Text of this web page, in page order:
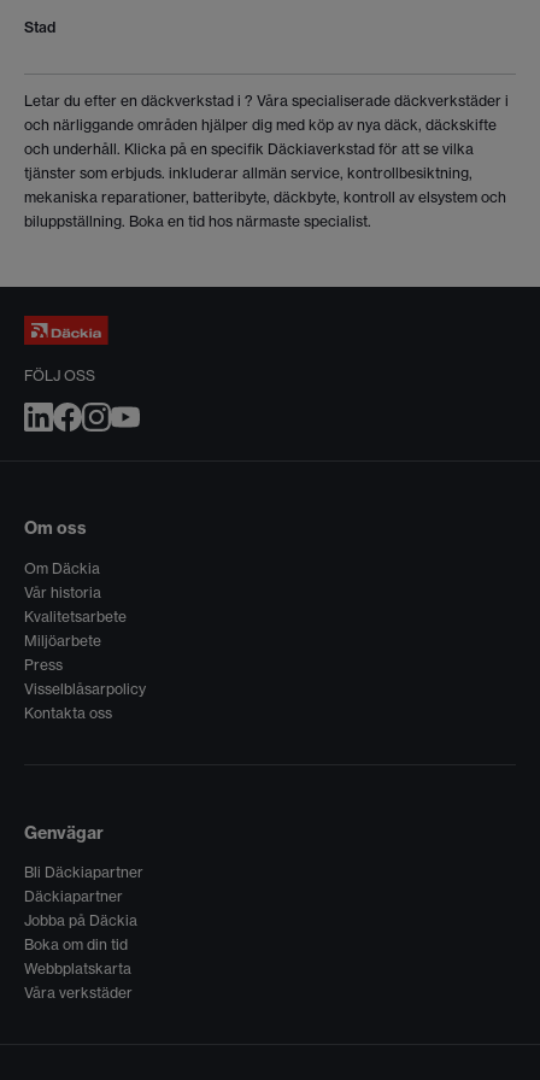
Stad
Letar du efter en däckverkstad i ? Våra specialiserade däckverkstäder i
och närliggande områden hjälper dig med köp av nya däck, däckskifte
och underhåll. Klicka på en specifik Däckiaverkstad för att se vilka
tjänster som erbjuds. inkluderar allmän service, kontrollbesiktning,
mekaniska reparationer, batteribyte, däckbyte, kontroll av elsystem och
biluppställning. Boka en tid hos närmaste specialist.
FÖLJ OSS
Om oss
Om Däckia
Vår historia
Kvalitetsarbete
Miljöarbete
Press
Visselblåsarpolicy
Kontakta oss
Genvägar
Bli Däckiapartner
Däckiapartner
Jobba på Däckia
Boka om din tid
Webbplatskarta
Våra verkstäder